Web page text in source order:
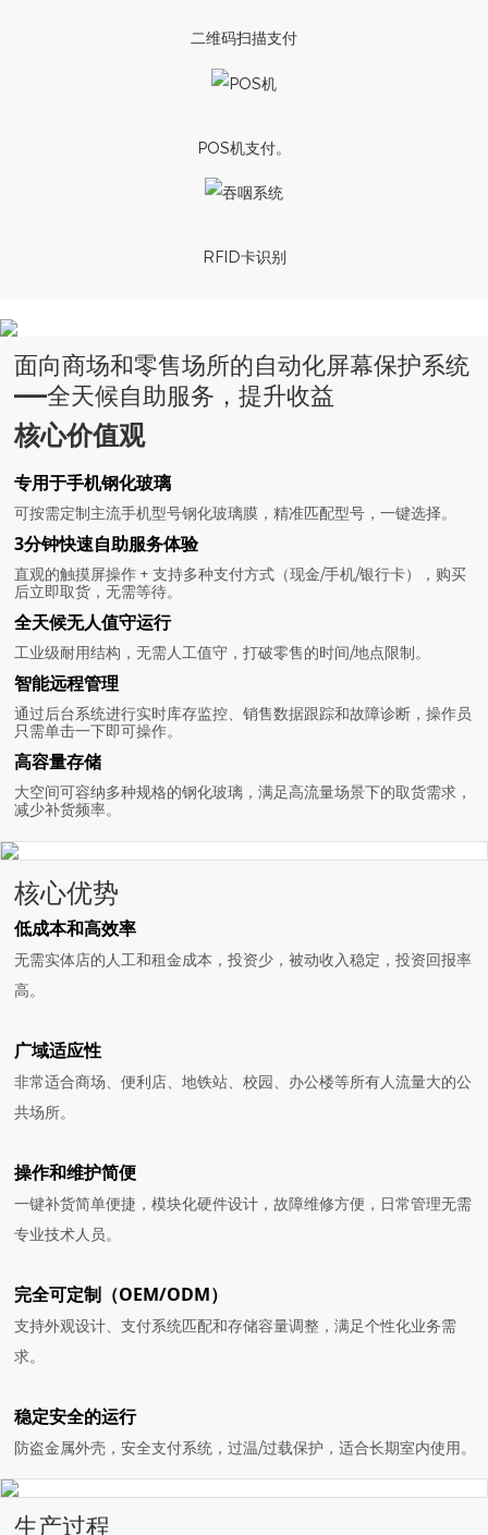
二维码扫描支付
POS机支付。
RFID卡识别
面向商场和零售场所的自动化屏幕保护系统
——全天候自助服务，提升收益
核心价值观
专用于手机钢化玻璃
可按需定制主流手机型号钢化玻璃膜，精准匹配型号，一键选择。
3分钟快速自助服务体验
直观的触摸屏操作 + 支持多种支付方式（现金/手机/银行卡），购买
后立即取货，无需等待。
全天候无人值守运行
工业级耐用结构，无需人工值守，打破零售的时间/地点限制。
智能远程管理
通过后台系统进行实时库存监控、销售数据跟踪和故障诊断，操作员
只需单击一下即可操作。
高容量存储
大空间可容纳多种规格的钢化玻璃，满足高流量场景下的取货需求，
减少补货频率。
核心优势
低成本和高效率
无需实体店的人工和租金成本，投资少，被动收入稳定，投资回报率
高。
广域适应性
非常适合商场、便利店、地铁站、校园、办公楼等所有人流量大的公
共场所。
操作和维护简便
一键补货简单便捷，模块化硬件设计，故障维修方便，日常管理无需
专业技术人员。
完全可定制（OEM/ODM）
支持外观设计、支付系统匹配和存储容量调整，满足个性化业务需
求。
稳定安全的运行
防盗金属外壳，安全支付系统，过温/过载保护，适合长期室内使用。
生产过程